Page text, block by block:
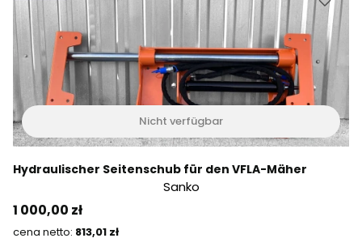
Nicht verfügbar
Hydraulischer Seitenschub für den VFLA-Mäher
Sanko
Preis
1 000,00 zł
Preis
813,01 zł